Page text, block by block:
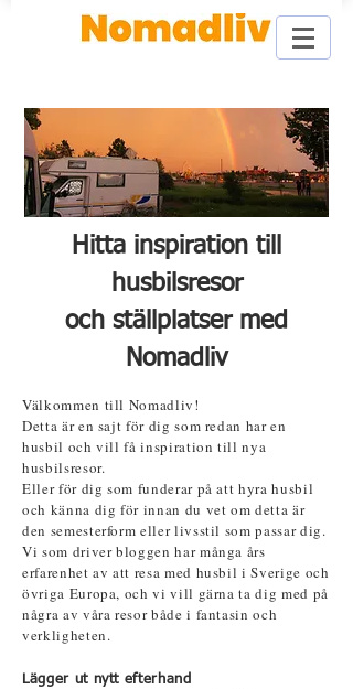
Hitta inspiration till
husbilsresor
och ställplatser med
Nomadliv
Välkommen till Nomadliv!
Detta är en sajt för dig som redan har en
husbil och vill få inspiration till nya
husbilsresor.
Eller för dig som funderar på att hyra husbil
och känna dig för innan du vet om detta är
den semesterform eller livsstil som passar dig.
Vi som driver bloggen har många års
erfarenhet av att resa med husbil i Sverige och
övriga Europa, och vi vill gärna ta dig med på
några av våra resor både i fantasin och
verkligheten.
Lägger ut nytt efterhand